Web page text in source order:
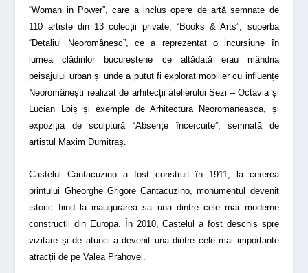
“Woman in Power”, care a inclus opere de artă semnate de
110 artiste din 13 colecții private, “Books & Arts”, superba
“Detaliul Neoromânesc”, ce a reprezentat o incursiune în
lumea clădirilor bucureștene ce altădată erau mândria
peisajului urban și unde a putut fi explorat mobilier cu influențe
Neoromânești realizat de arhitecții atelierului Șezi – Octavia și
Lucian Loiș și exemple de Arhitectura Neoromaneasca, și
expoziția de sculptură “Absențe încercuite”, semnată de
artistul Maxim Dumitraș.
Castelul Cantacuzino a fost construit în 1911, la cererea
prințului Gheorghe Grigore Cantacuzino, monumentul devenit
istoric fiind la inaugurarea sa una dintre cele mai moderne
construcții din Europa. În 2010, Castelul a fost deschis spre
vizitare și de atunci a devenit una dintre cele mai importante
atracții de pe Valea Prahovei.